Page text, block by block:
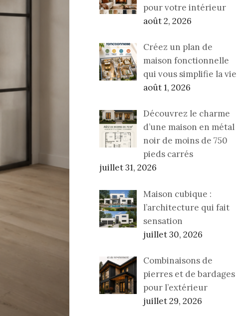
pour votre intérieur
août 2, 2026
Créez un plan de
maison fonctionnelle
qui vous simplifie la vie
août 1, 2026
Découvrez le charme
d’une maison en métal
noir de moins de 750
pieds carrés
juillet 31, 2026
Maison cubique :
l’architecture qui fait
sensation
juillet 30, 2026
Combinaisons de
pierres et de bardages
pour l’extérieur
juillet 29, 2026